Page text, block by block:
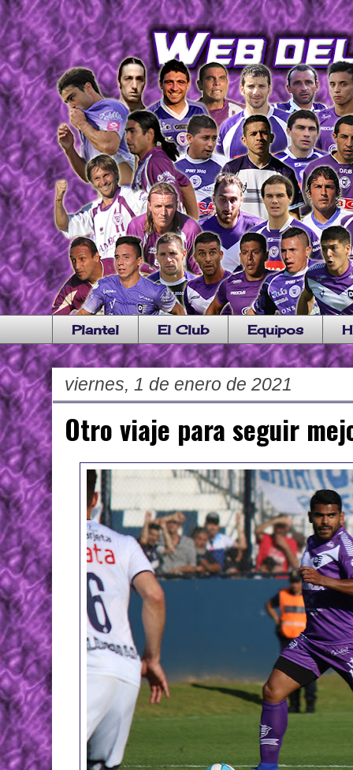
Plantel El Club Equipos
viernes, 1 de enero de 2021
Otro viaje para seguir